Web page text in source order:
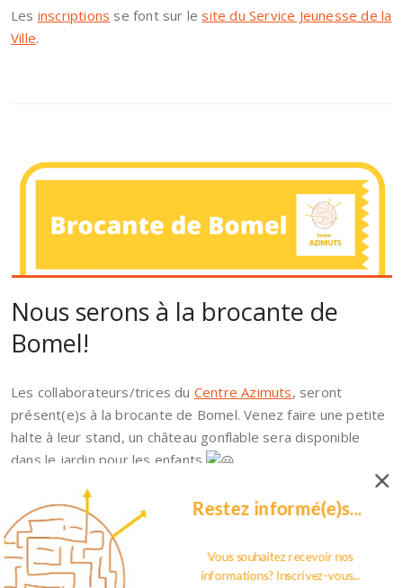
Les inscriptions se font sur lesite du Service Jeunesse de la
Ville.
Nous serons à la brocante de
Bomel!
Les collaborateurs/trices du Centre Azimuts, seront
présent(e)s à la brocante de Bomel. Venez faire une petite
halte à leur stand, un château gonflable sera disponible
dans le jardin pour les enfants
Restez informé(e)s...
Vous souhaitez recevoir nos
informations? Inscrivez-vous...